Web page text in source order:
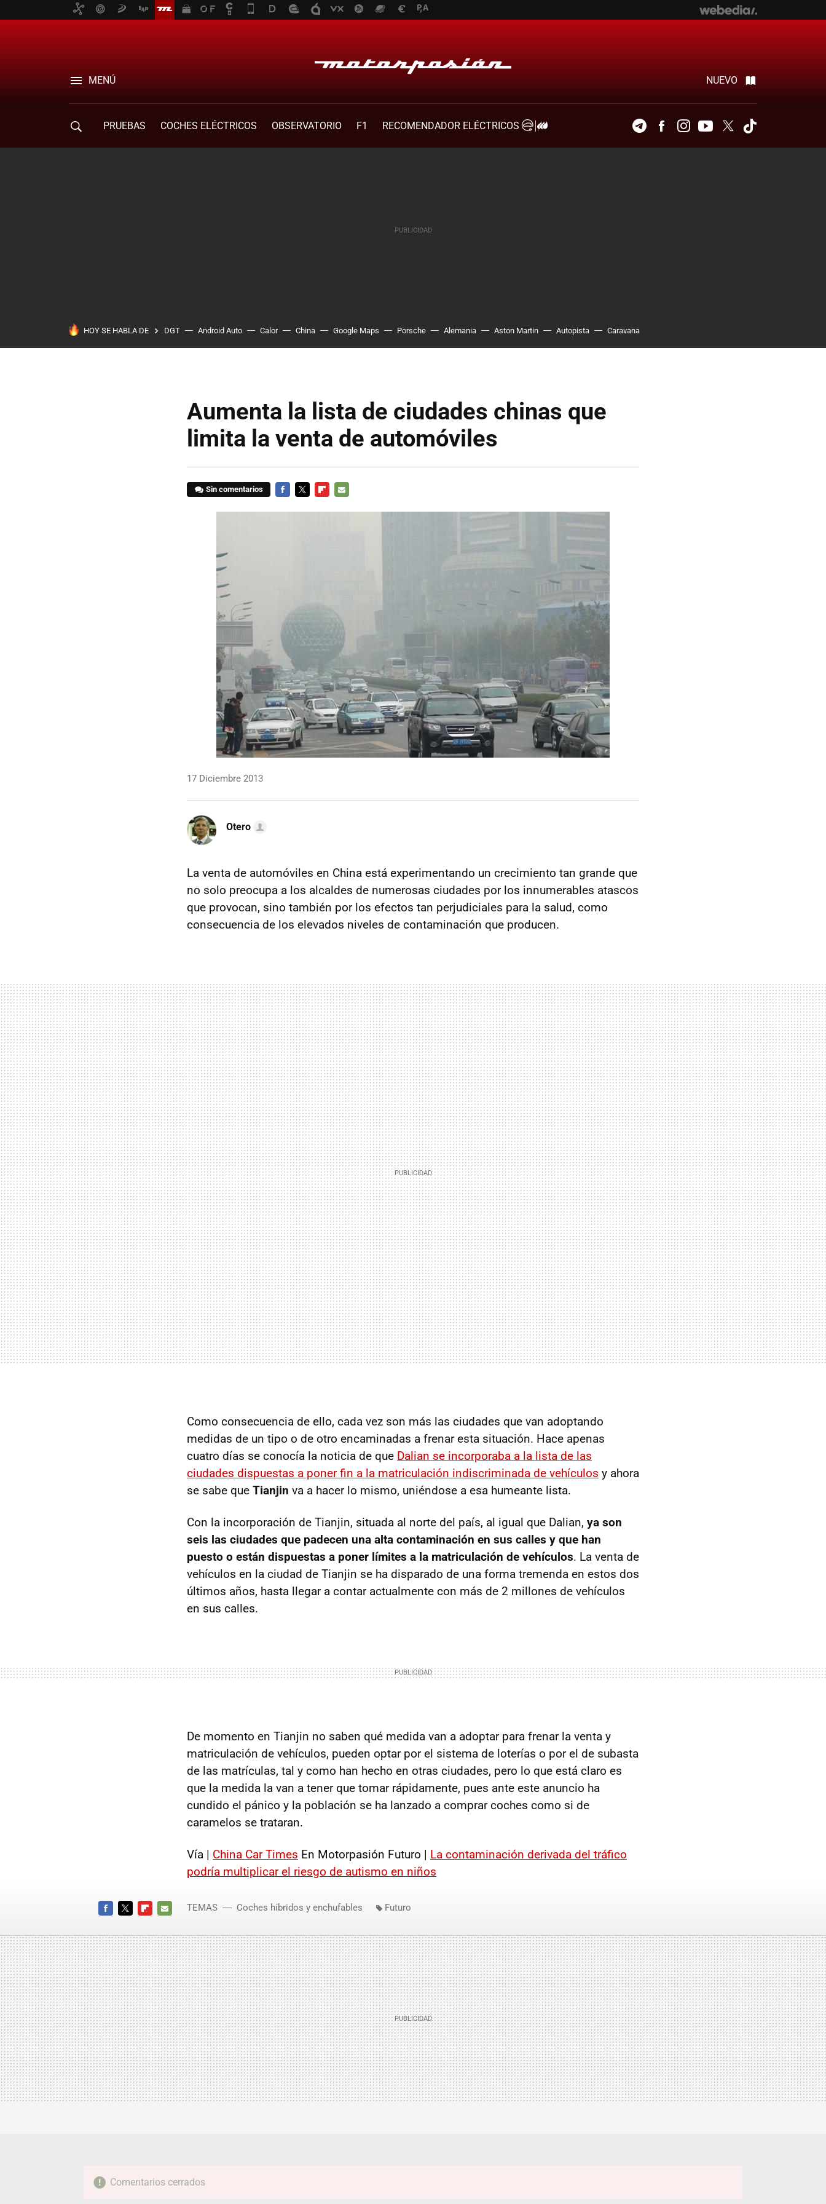
MENÚ NUEVO
PRUEBAS COCHES ELÉCTRICOS OBSERVATORIO F1
RECOMENDADOR ELÉCTRICOS
TelegramFacebookInstagramYoutubeTwitter
HOY SE HABLA DE DGT Android Auto Calor China Google Maps Porsche Alemania Aston Martin Autopista Caravana
Aumenta la lista de ciudades chinas que
limita la venta de automóviles
Sin comentarios
17 Diciembre 2013
Otero
La venta de automóviles en China está experimentando un crecimiento tan grande que
no solo preocupa a los alcaldes de numerosas ciudades por los innumerables atascos
que provocan, sino también por los efectos tan perjudiciales para la salud, como
consecuencia de los elevados niveles de contaminación que producen.
Como consecuencia de ello, cada vez son más las ciudades que van adoptando
medidas de un tipo o de otro encaminadas a frenar esta situación. Hace apenas
cuatro días se conocía la noticia de que Dalian se incorporaba a la lista de las
ciudades dispuestas a poner fin a la matriculación indiscriminada de vehículos y ahora
se sabe que Tianjin va a hacer lo mismo, uniéndose a esa humeante lista.
Con la incorporación de Tianjin, situada al norte del país, al igual que Dalian, ya son
seis las ciudades que padecen una alta contaminación en sus calles y que han
puesto o están dispuestas a poner límites a la matriculación de vehículos. La venta de
vehículos en la ciudad de Tianjin se ha disparado de una forma tremenda en estos dos
últimos años, hasta llegar a contar actualmente con más de 2 millones de vehículos
en sus calles.
De momento en Tianjin no saben qué medida van a adoptar para frenar la venta y
matriculación de vehículos, pueden optar por el sistema de loterías o por el de subasta
de las matrículas, tal y como han hecho en otras ciudades, pero lo que está claro es
que la medida la van a tener que tomar rápidamente, pues ante este anuncio ha
cundido el pánico y la población se ha lanzado a comprar coches como si de
caramelos se trataran.
Vía | China Car Times En Motorpasión Futuro | La contaminación derivada del tráfico
podría multiplicar el riesgo de autismo en niños
MAIL
TEMAS Coches híbridos y enchufables Futuro
Comentarios cerrados